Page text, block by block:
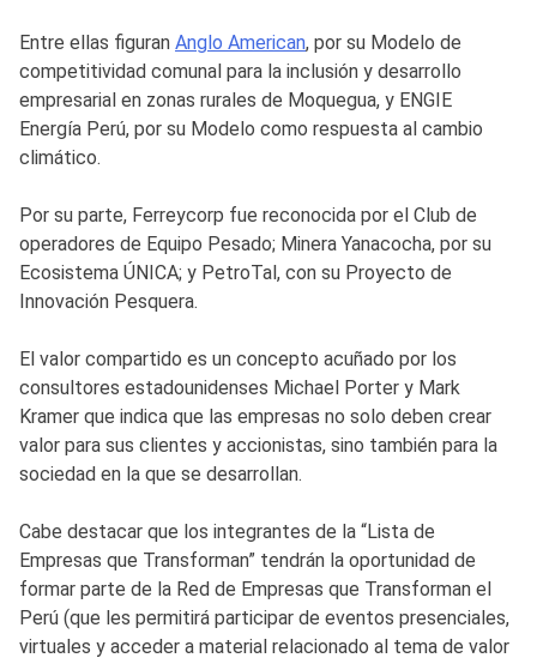
Entre ellas figuran Anglo American, por su Modelo de
competitividad comunal para la inclusión y desarrollo
empresarial en zonas rurales de Moquegua, y ENGIE
Energía Perú, por su Modelo como respuesta al cambio
climático.
Por su parte, Ferreycorp fue reconocida por el Club de
operadores de Equipo Pesado; Minera Yanacocha, por su
Ecosistema ÚNICA; y PetroTal, con su Proyecto de
Innovación Pesquera.
El valor compartido es un concepto acuñado por los
consultores estadounidenses Michael Porter y Mark
Kramer que indica que las empresas no solo deben crear
valor para sus clientes y accionistas, sino también para la
sociedad en la que se desarrollan.
Cabe destacar que los integrantes de la “Lista de
Empresas que Transforman” tendrán la oportunidad de
formar parte de la Red de Empresas que Transforman el
Perú (que les permitirá participar de eventos presenciales,
virtuales y acceder a material relacionado al tema de valor